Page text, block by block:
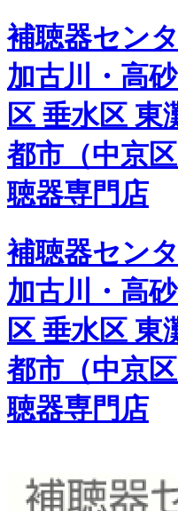
補聴器セン
加古川・高
区 垂水区 東
都市（中京
聴器専門店
補聴器セン
加古川・高
区 垂水区 東
都市（中京
聴器専門店